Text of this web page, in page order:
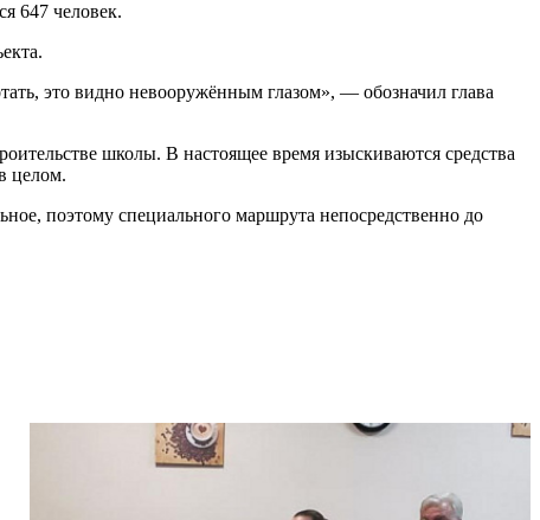
647 человек.
это видно невооружённым глазом», — обозначил глава
школы. В настоящее время изыскиваются средства
целом.
поэтому специального маршрута непосредственно до